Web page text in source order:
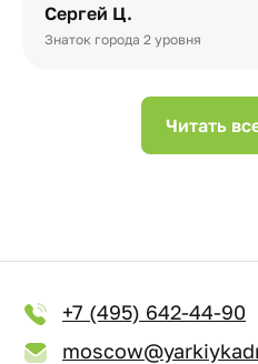
Сергей Ц.
Знаток города 2 уровня
Читать
+7 (495) 642-44-90